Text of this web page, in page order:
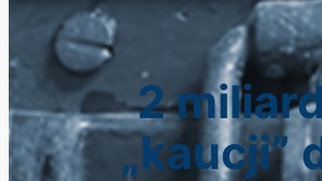
2
„kaucji”